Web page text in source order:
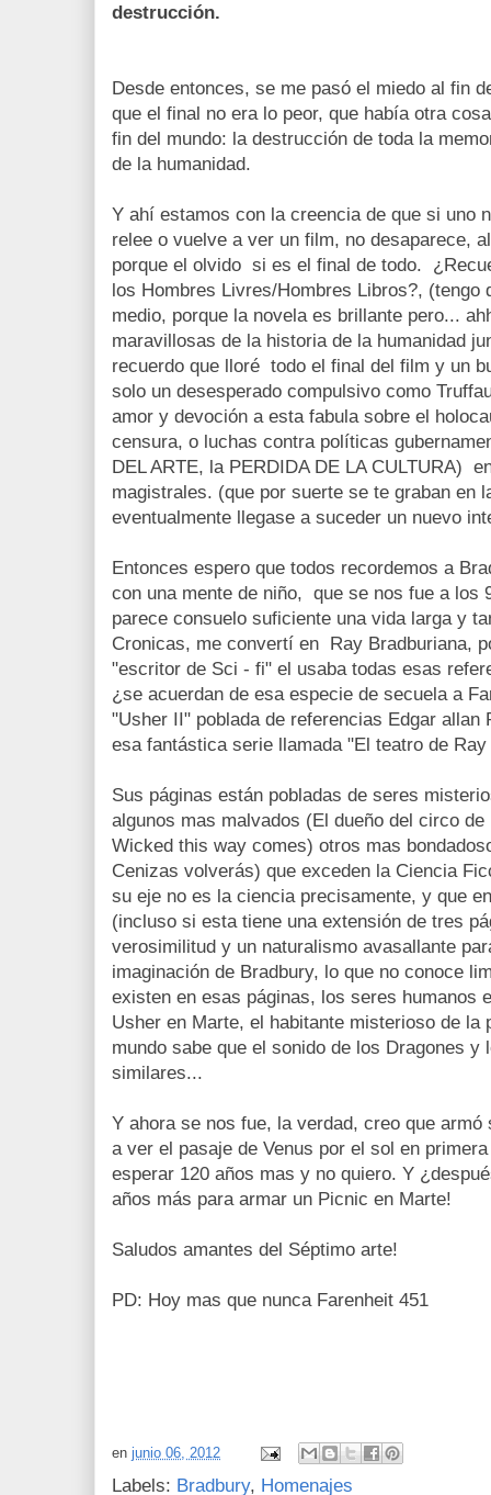
destrucción.
Desde entonces, se me pasó el miedo al fin
que el final no era lo peor, que había otra
fin del mundo: la destrucción de toda la
de la humanidad.
Y ahí estamos con la creencia de que si uno
relee o vuelve a ver un film, no desaparece,
porque el olvido si es el final de todo.
los Hombres Livres/Hombres Libros?, (tengo
medio, porque la novela es brillante pero...
maravillosas de la historia de la humanidad
recuerdo que lloré todo el final del film y un
solo un desesperado compulsivo como
amor y devoción a esta fabula sobre el
censura, o luchas contra políticas
DEL ARTE, la PERDIDA DE LA CULTURA)
magistrales. (que por suerte se te graban en
eventualmente llegase a suceder un nuevo
Entonces espero que todos recordemos a
con una mente de niño, que se nos fue a los
parece consuelo suficiente una vida larga y
Cronicas, me convertí en Ray Bradburiana,
"escritor de Sci - fi" el usaba todas esas
¿se acuerdan de esa especie de secuela a
"Usher II" poblada de referencias Edgar allan
esa fantástica serie llamada "El teatro de
Sus páginas están pobladas de seres
algunos mas malvados (El dueño del circo
Wicked this way comes) otros mas
Cenizas volverás) que exceden la Ciencia
su eje no es la ciencia precisamente, y que
(incluso si esta tiene una extensión de tres
verosimilitud y un naturalismo avasallante
imaginación de Bradbury, lo que no conoce
existen en esas páginas, los seres humanos
Usher en Marte, el habitante misterioso de la
mundo sabe que el sonido de los Dragones y
similares...
Y ahora se nos fue, la verdad, creo que
a ver el pasaje de Venus por el sol en
esperar 120 años mas y no quiero. Y
años más para armar un Picnic en Marte!
Saludos amantes del Séptimo arte!
PD: Hoy mas que nunca Farenheit 451
en junio 06, 2012
Labels: Bradbury, Homenajes